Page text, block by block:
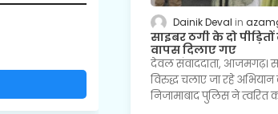
Dainik Deval
साइबर ठगी के दो
वापस दिलाए गए
देवल संवाददाता, आजमगढ़।
विरुद्ध चलाए जा रहे
निजामाबाद पुलिस ने त्वरित